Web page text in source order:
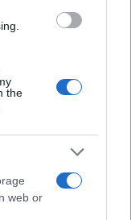
the
web or